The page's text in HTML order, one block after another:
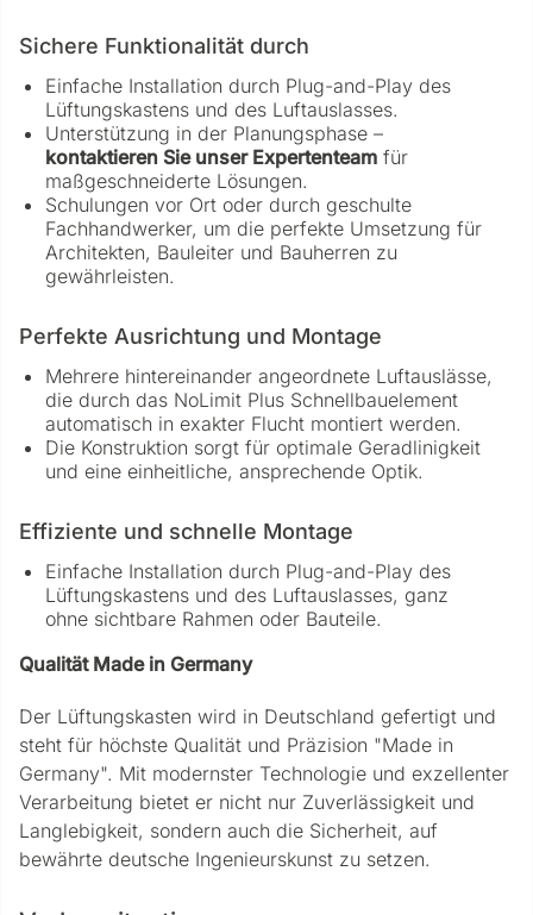
Sichere Funktionalität durch
Einfache Installation durch Plug-and-Play des
Lüftungskastens und des Luftauslasses.
Unterstützung in der Planungsphase –
kontaktieren Sie unser Expertenteam für
maßgeschneiderte Lösungen.
Schulungen vor Ort oder durch geschulte
Fachhandwerker, um die perfekte Umsetzung für
Architekten, Bauleiter und Bauherren zu
gewährleisten.
Perfekte Ausrichtung und Montage
Mehrere hintereinander angeordnete Luftauslässe,
die durch das NoLimit Plus Schnellbauelement
automatisch in exakter Flucht montiert werden.
Die Konstruktion sorgt für optimale Geradlinigkeit
und eine einheitliche, ansprechende Optik.
Effiziente und schnelle Montage
Einfache Installation durch Plug-and-Play des
Lüftungskastens und des Luftauslasses, ganz
ohne sichtbare Rahmen oder Bauteile.
Qualität Made in Germany
Der Lüftungskasten wird in Deutschland gefertigt und
steht für höchste Qualität und Präzision "Made in
Germany". Mit modernster Technologie und exzellenter
Verarbeitung bietet er nicht nur Zuverlässigkeit und
Langlebigkeit, sondern auch die Sicherheit, auf
bewährte deutsche Ingenieurskunst zu setzen.